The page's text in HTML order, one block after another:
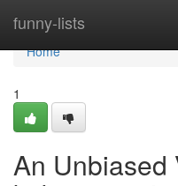
funny-lists
Home
Home
1
An Unbiased